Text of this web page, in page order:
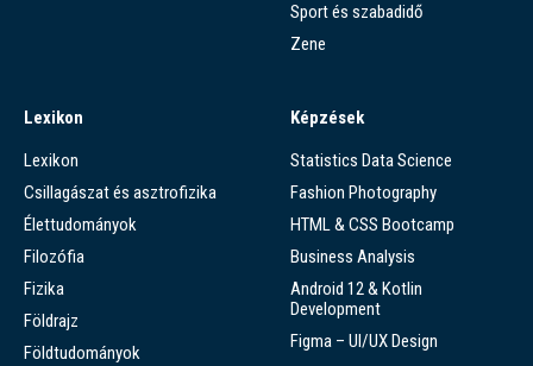
Sport és szabadidő
Zene
Lexikon
Lexikon
Csillagászat és asztrofizika
Élettudományok
Filozófia
Fizika
Földrajz
Földtudományok
Képzések
Statistics Data Science
Fashion Photography
HTML & CSS Bootcamp
Business Analysis
Android 12 & Kotlin
Development
Figma – UI/UX Design